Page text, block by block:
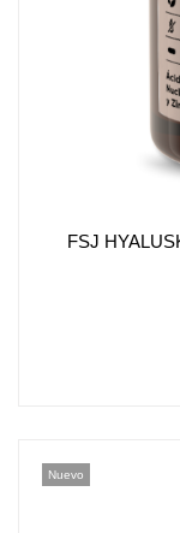
FSJ
Nuevo